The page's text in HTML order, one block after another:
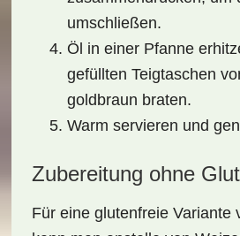
umschließen.
Öl in einer Pfanne
gefüllten Teigtaschen
goldbraun braten.
Warm servieren und
Zubereitung ohne
Für eine glutenfreie Variante